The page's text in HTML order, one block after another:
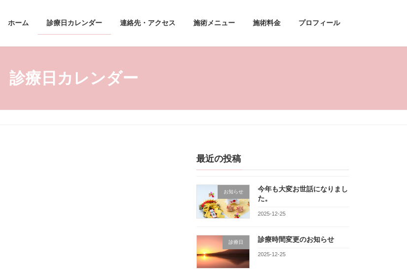
ホーム 診療日カレンダー 連絡先・アクセス 施術メニュー 施術料金 プロフィール
診療日カレンダー
最近の投稿
お知らせ
今年も大変お世話になりまし
た。
2025-12-25
診療日 診療時間変更のお知らせ
2025-12-25